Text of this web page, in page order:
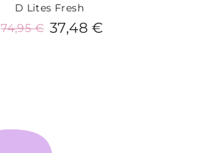
D Lites Fresh
37,48 €
74,95 €